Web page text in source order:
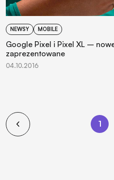
NEWSY MOBILE
Google Pixel i Pixel XL –
zaprezentowane
04.10.2016
1